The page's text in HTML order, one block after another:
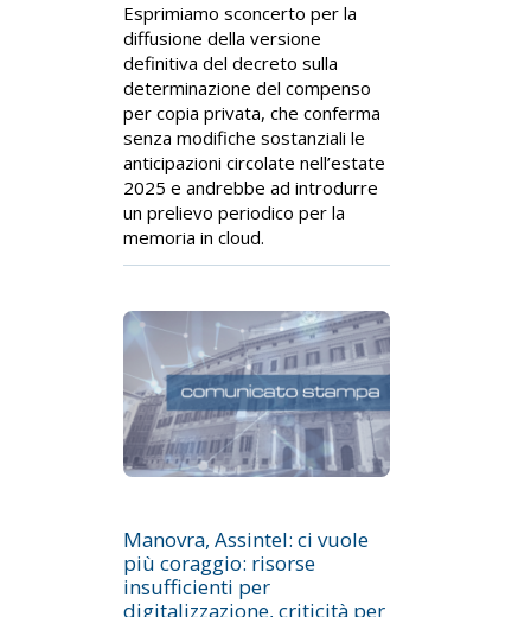
Esprimiamo sconcerto per la
diffusione della versione
definitiva del decreto sulla
determinazione del compenso
per copia privata, che conferma
senza modifiche sostanziali le
anticipazioni circolate nell’estate
2025 e andrebbe ad introdurre
un prelievo periodico per la
memoria in cloud.
Manovra, Assintel: ci vuole
più coraggio: risorse
insufficienti per
digitalizzazione, criticità per